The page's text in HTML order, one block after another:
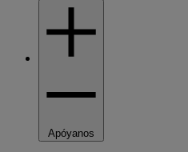
Apóyanos